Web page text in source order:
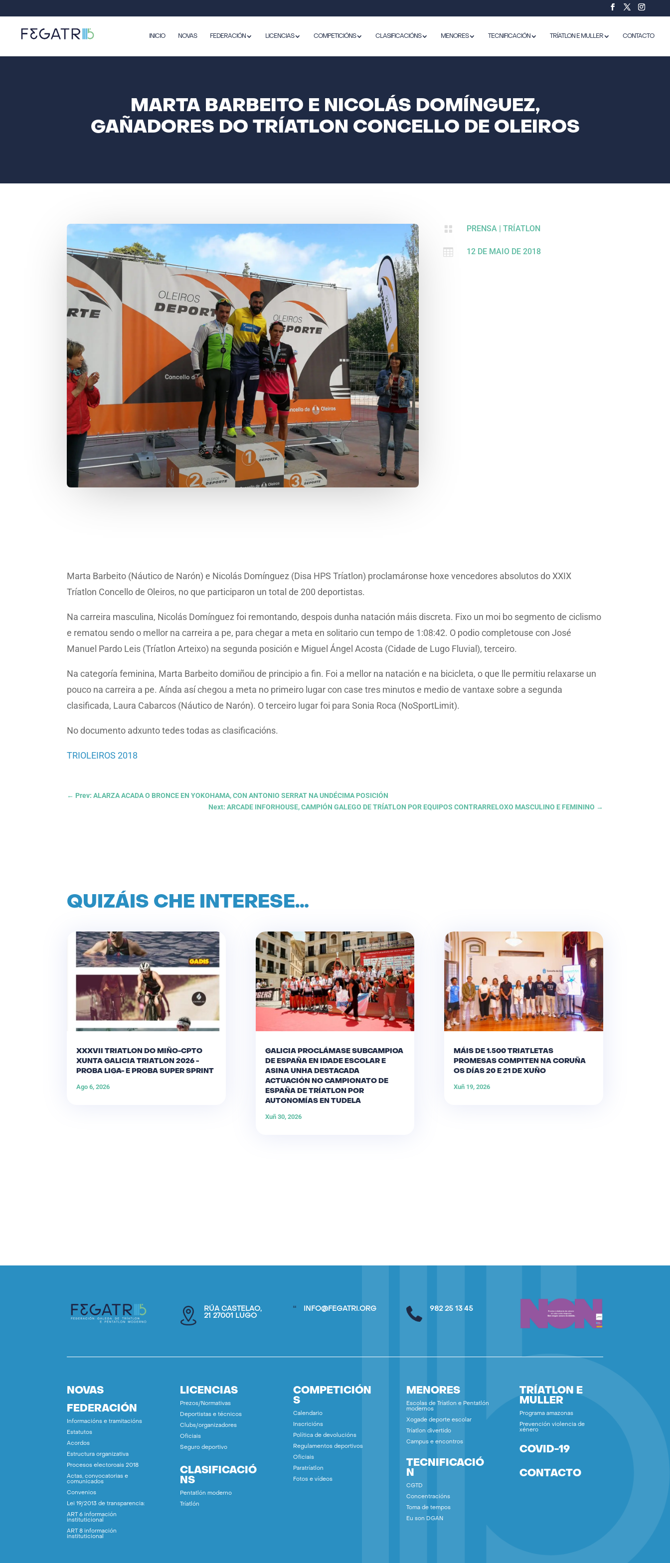
INICIO NOVAS FEDERACIÓN LICENCIAS COMPETICIÓNS CLASIFICACIÓNS MENORES TECNIFICACIÓN TRÍATLON E MULLER CONTACTO
MARTA BARBEITO E NICOLÁS DOMÍNGUEZ,
GAÑADORES DO TRÍATLON CONCELLO DE OLEIROS
 PRENSA |TRÍATLON
 12 DE MAIO DE 2018
Marta Barbeito (Náutico de Narón) e Nicolás Domínguez (Disa HPS Tríatlon) proclamáronse hoxe vencedores absolutos do XXIX
Tríatlon Concello de Oleiros, no que participaron un total de 200 deportistas.
Na carreira masculina, Nicolás Domínguez foi remontando, despois dunha natación máis discreta. Fixo un moi bo segmento de ciclismo
e rematou sendo o mellor na carreira a pe, para chegar a meta en solitario cun tempo de 1:08:42. O podio completouse con José
Manuel Pardo Leis (Tríatlon Arteixo) na segunda posición e Miguel Ángel Acosta (Cidade de Lugo Fluvial), terceiro.
Na categoría feminina, Marta Barbeito domiñou de principio a fin. Foi a mellor na natación e na bicicleta, o que lle permitiu relaxarse un
pouco na carreira a pe. Aínda así chegou a meta no primeiro lugar con case tres minutos e medio de vantaxe sobre a segunda
clasificada, Laura Cabarcos (Náutico de Narón). O terceiro lugar foi para Sonia Roca (NoSportLimit).
No documento adxunto tedes todas as clasificacións.
TRIOLEIROS 2018
← Prev: ALARZA ACADA O BRONCE EN YOKOHAMA, CON ANTONIO SERRAT NA UNDÉCIMA POSICIÓN
Next: ARCADE INFORHOUSE, CAMPIÓN GALEGO DE TRÍATLON POR EQUIPOS CONTRARRELOXO MASCULINO E FEMININO →
QUIZÁIS CHE INTERESE…
XXXVII TRIATLON DO MIÑO-CPTO
XUNTA GALICIA TRIATLON 2026 -
PROBA LIGA- E PROBA SUPER SPRINT
Ago 6, 2026
GALICIA PROCLÁMASE SUBCAMPIOA
DE ESPAÑA EN IDADE ESCOLAR E
ASINA UNHA DESTACADA
ACTUACIÓN NO CAMPIONATO DE
ESPAÑA DE TRÍATLON POR
AUTONOMÍAS EN TUDELA
Xuñ 30, 2026
MÁIS DE 1.500 TRIATLETAS
PROMESAS COMPITEN NA CORUÑA
OS DÍAS 20 E 21 DE XUÑO
Xuñ 19, 2026
RÚA CASTELAO,
21 27001 LUGO
INFO@FEGATRI.ORG 982 25 13 45
NOVAS
FEDERACIÓN
Informacións e tramitacións
Estatutos
Acordos
Estructura organizativa
Procesos electoroais 2018
Actas, convocatorias e
comunicados
Convenios
Lei 19/2013 de transparencia:
ART 6 información
instituticional
ART 8 información
instituticional
LICENCIAS
Prezos/Normativas
Deportistas e técnicos
Clubs/organizadores
Oficiais
Seguro deportivo
CLASIFICACIÓ
NS
Pentatlón moderno
Tríatlón
COMPETICIÓN
S
Calendario
Inscricións
Política de devolucións
Regulamentos deportivos
Oficiais
Paratríatlon
Fotos e vídeos
MENORES
Escolas de Tríatlon e Pentatlón
modernos
Xogade deporte escolar
Tríatlon divertido
Campus e encontros
TECNIFICACIÓ
N
CGTD
Concentracións
Toma de tempos
Eu son DGAN
TRÍATLON E
MULLER
Programa amazonas
Prevención violencia de
xénero
COVID-19
CONTACTO